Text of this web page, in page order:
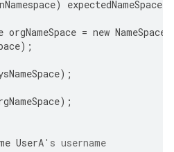
) expectedNameSpace
orgNameSpace = new
);
);
);
UserA's username